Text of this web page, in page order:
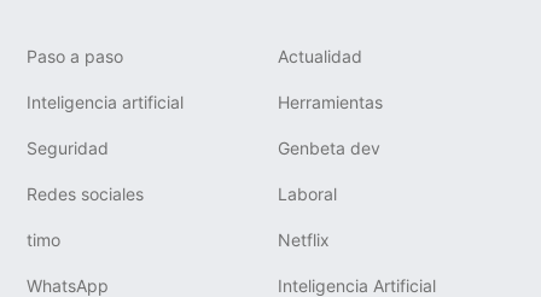
Paso a paso Actualidad
Inteligencia artificial Herramientas
Seguridad Genbeta dev
Redes sociales Laboral
timo Netflix
WhatsApp Inteligencia Artificial